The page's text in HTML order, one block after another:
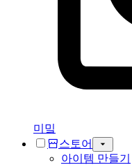
미밐
스토어
아이템 만들기